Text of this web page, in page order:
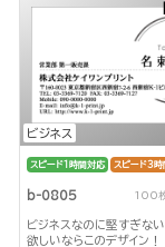
ビジネス
スピード1時間対応 スピード3時
b-0805 100
ビジネスなのに堅すぎな
欲しいならこのデザイン！